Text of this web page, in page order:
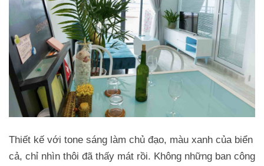
Thiết kế với tone sáng làm chủ đạo, màu xanh của biển
cả, chỉ nhìn thôi đã thấy mát rồi. Không những ban công